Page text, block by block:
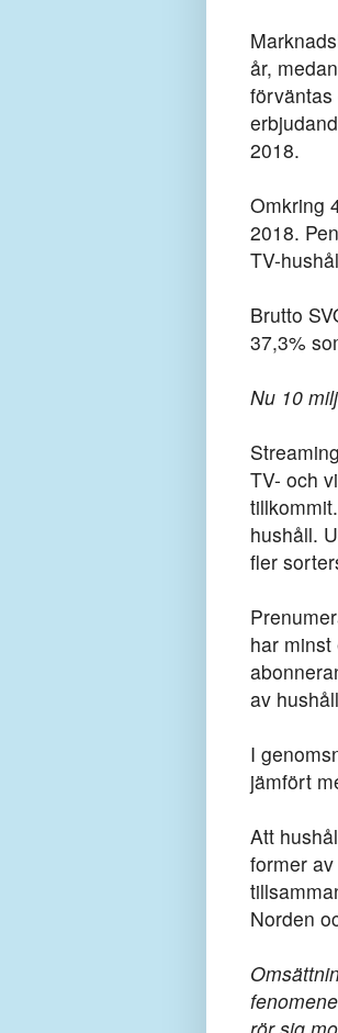
år,
förväntas
2018.
Omkring
2018.
TV-
Brutto
37,3%
Nu 10
TV- och
hushåll.
fler
har
av
I
jämfört
Att
former
Norden